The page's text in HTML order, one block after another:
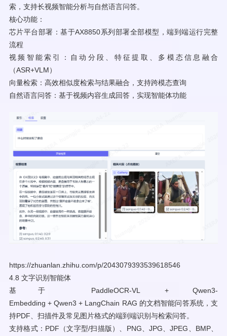
索，支持长视频智能分析与自然语言问答。
核心功能：
芯片平台部署：基于AX8850系列部署全部模型，端到端运行完整
流程
视频智能索引：自动分段、特征提取、多模态信息融合
（ASR+VLM）
向量检索：高效相似度检索与结果融合，支持跨模态查询
自然语言问答：基于视频内容生成回答，实现智能体功能
https://zhuanlan.zhihu.com/p/2043079393539618546
4.8 文字识别智能体
基于 PaddleOCR-VL + Qwen3-
Embedding + Qwen3 + LangChain RAG 的文档智能问答系统，支
持PDF、扫描件及常见图片格式的端到端识别与检索问答。
支持格式：PDF（文字型/扫描版）、PNG、JPG、JPEG、BMP、